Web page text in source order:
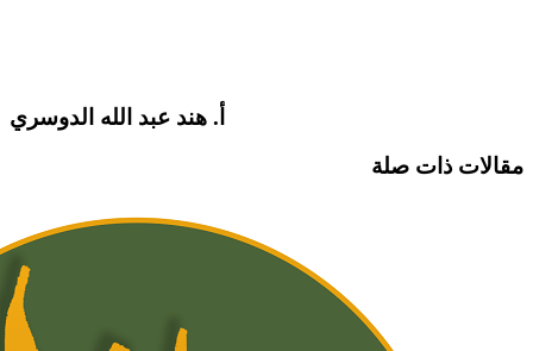
أ. هند عبد الله الدوسري
مقالات ذات صلة